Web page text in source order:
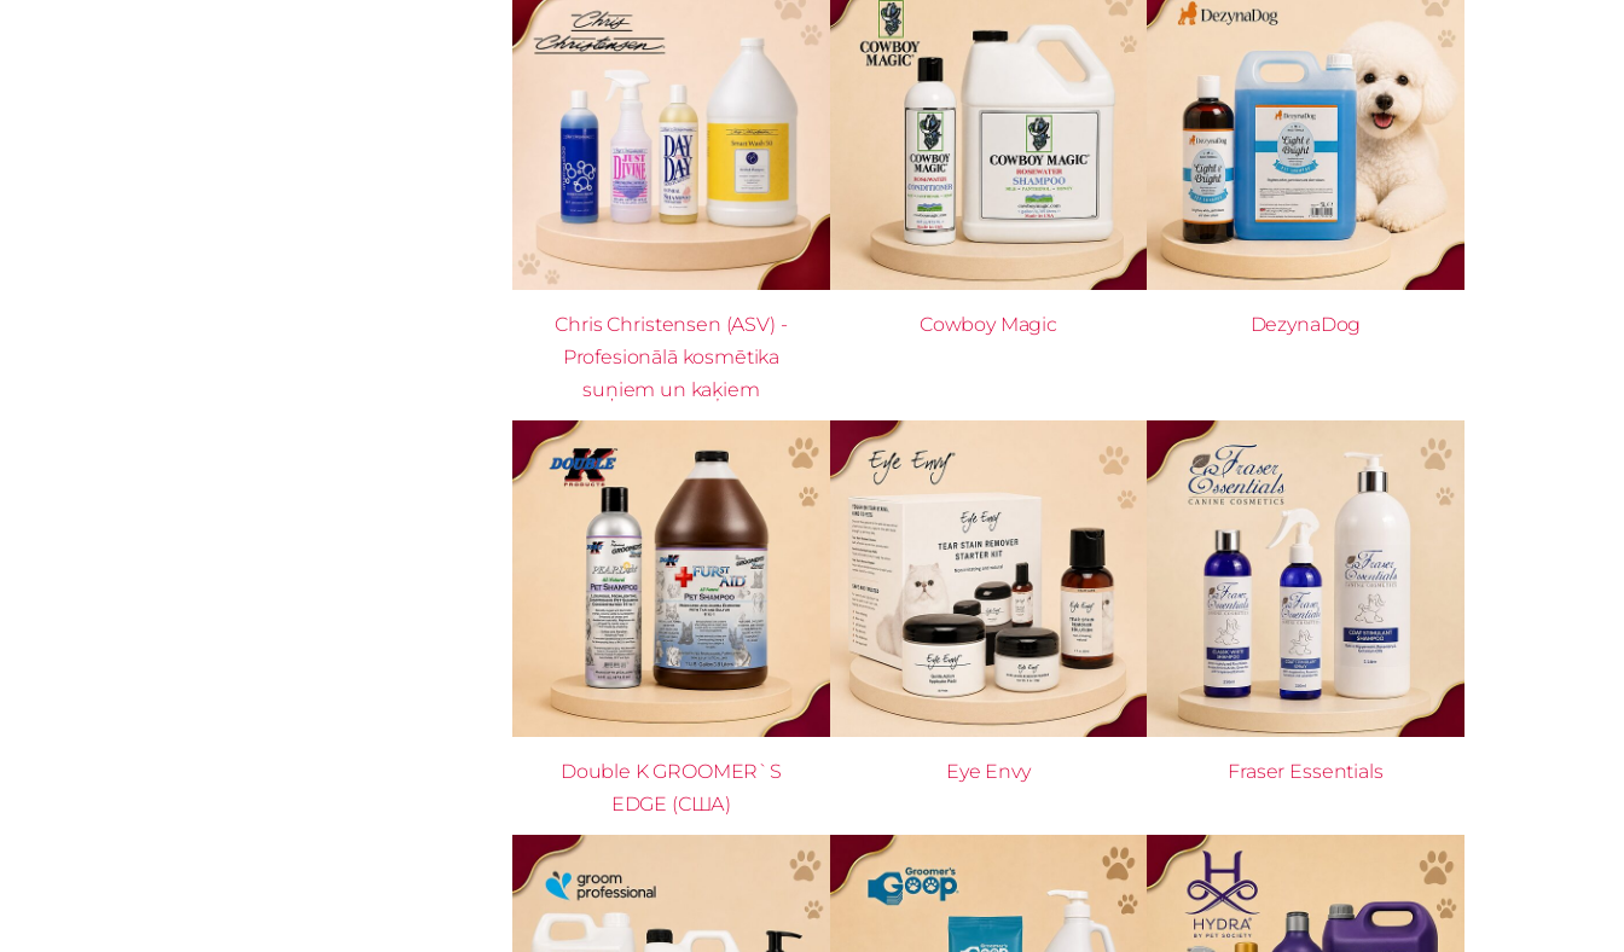
Chris Christensen (ASV) -
Profesionālā kosmētika
suņiem un kaķiem
Cowboy Magic DezynaDog
Double K GROOMER`S
EDGE (США)
Eye Envy Fraser Essentials